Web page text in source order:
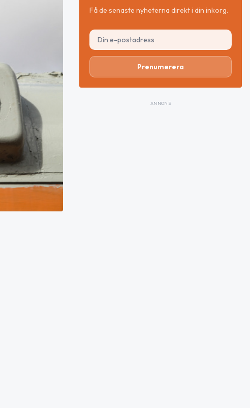
Få de senaste nyheterna direkt i din inkorg.
Prenumerera
ANNONS